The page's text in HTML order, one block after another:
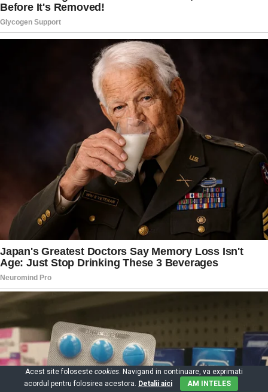
Acest site foloseste cookies. Navigand in continuare, va exprimati
acordul pentru folosirea acestora. Detalii aici AM INTELES